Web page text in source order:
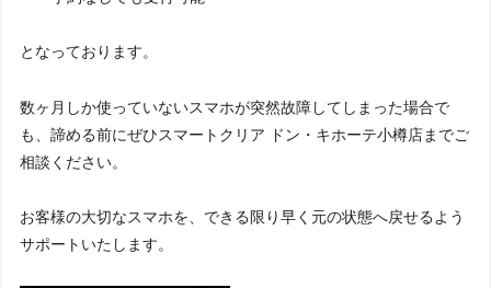
となっております。
数ヶ月しか使っていないスマホが突然故障してしまった場合で
も、諦める前にぜひスマートクリア ドン・キホーテ小樽店までご
相談ください。
お客様の大切なスマホを、できる限り早く元の状態へ戻せるよう
サポートいたします。